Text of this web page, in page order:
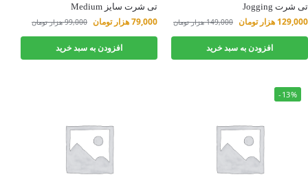
تی شرت Jogging
149,000 هزار تومان 129,000 هزار تومان
افزودن به سبد خرید
تی شرت سایز Medium
99,000 هزار تومان 79,000هزار تومان
افزودن به سبد خرید
-13%